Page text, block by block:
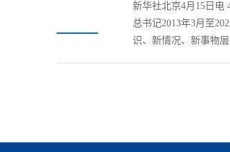
新华社北京4月15日电
总书记2013年3月至
识、新情况、新事物